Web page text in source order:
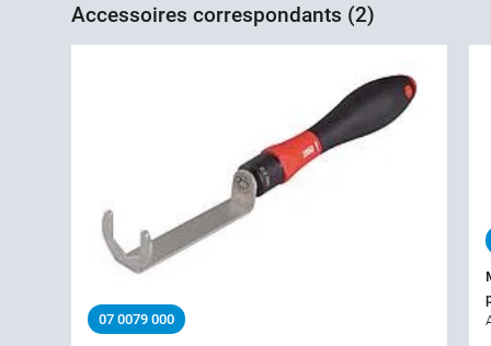
Accessoires correspondants (2)
07 0079 000